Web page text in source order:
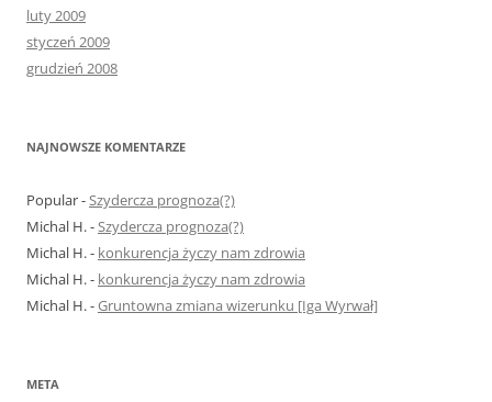
luty 2009
styczeń 2009
grudzień 2008
NAJNOWSZE KOMENTARZE
Popular-Szydercza prognoza(?)
Michal H.-Szydercza prognoza(?)
Michal H.- konkurencja życzy nam zdrowia
Michal H.- konkurencja życzy nam zdrowia
Michal H.-Gruntowna zmiana wizerunku [Iga Wyrwał]
META